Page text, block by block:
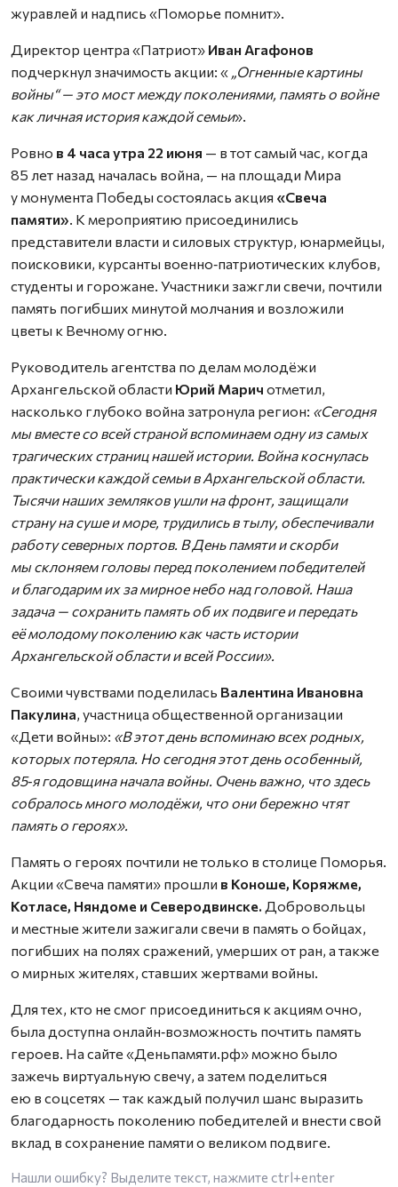
журавлей и надпись «Поморье помнит».
Директор центра «Патриот» Иван Агафонов
подчеркнул значимость акции: « „Огненные картины
войны“ — это мост между поколениями, память о войне
как личная история каждой семьи».
Ровно в 4 часа утра 22 июня — в тот самый час, когда
85 лет назад началась война, — на площади Мира
у монумента Победы состоялась акция «Свеча
памяти» . К мероприятию присоединились
представители власти и силовых структур, юнармейцы,
поисковики, курсанты военно‑патриотических клубов,
студенты и горожане. Участники зажгли свечи, почтили
память погибших минутой молчания и возложили
цветы к Вечному огню.
Руководитель агентства по делам молодёжи
Архангельской области Юрий Марич отметил,
насколько глубоко война затронула регион: «Сегодня
мы вместе со всей страной вспоминаем одну из самых
трагических страниц нашей истории. Война коснулась
практически каждой семьи в Архангельской области.
Тысячи наших земляков ушли на фронт, защищали
страну на суше и море, трудились в тылу, обеспечивали
работу северных портов. В День памяти и скорби
мы склоняем головы перед поколением победителей
и благодарим их за мирное небо над головой. Наша
задача — сохранить память об их подвиге и передать
её молодому поколению как часть истории
Архангельской области и всей России».
Своими чувствами поделилась Валентина Ивановна
Пакулина, участница общественной организации
«Дети войны»: «В этот день вспоминаю всех родных,
которых потеряла. Но сегодня этот день особенный,
85‑я годовщина начала войны. Очень важно, что здесь
собралось много молодёжи, что они бережно чтят
память о героях».
Память о героях почтили не только в столице Поморья.
Акции «Свеча памяти» прошли в Коноше, Коряжме,
Котласе, Няндоме и Северодвинске. Добровольцы
и местные жители зажигали свечи в память о бойцах,
погибших на полях сражений, умерших от ран, а также
о мирных жителях, ставших жертвами войны.
Для тех, кто не смог присоединиться к акциям очно,
была доступна онлайн‑возможность почтить память
героев. На сайте «Деньпамяти.рф» можно было
зажечь виртуальную свечу, а затем поделиться
ею в соцсетях — так каждый получил шанс выразить
благодарность поколению победителей и внести свой
вклад в сохранение памяти о великом подвиге.
Нашли ошибку? Выделите текст, нажмите ctrl+enter